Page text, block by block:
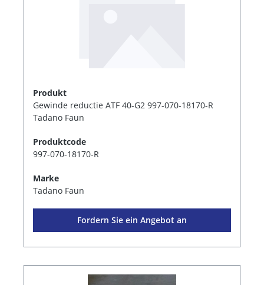
Produkt
Gewinde reductie ATF 40-G2 997-070-18170-R
Tadano Faun
Produktcode
997-070-18170-R
Marke
Tadano Faun
Fordern Sie ein Angebot an